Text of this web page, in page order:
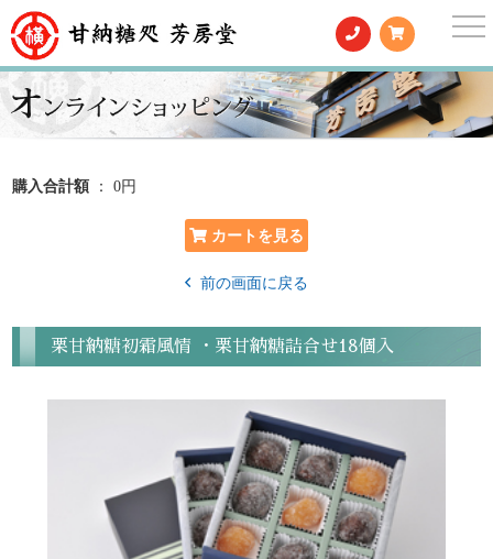
購入合計額 ： 0円
前の画面に戻る
栗甘納糖初霜風情 ・栗甘納糖詰合せ18個入